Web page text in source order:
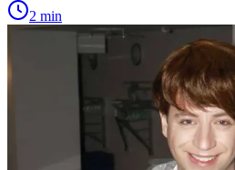
2 min